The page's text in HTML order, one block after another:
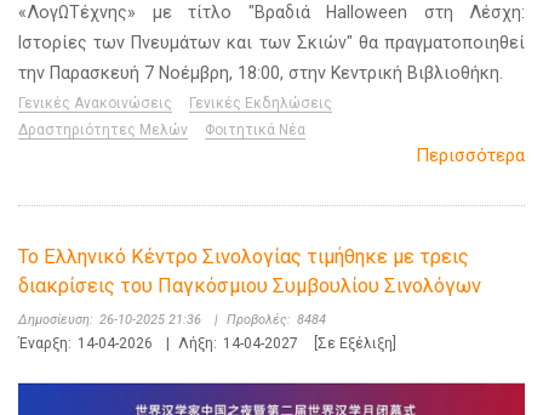
«ΛογΩΤέχνης» με τίτλο "Βραδιά Halloween στη Λέσχη:
Ιστορίες των Πνευμάτων και των Σκιών" θα πραγματοποιηθεί
την Παρασκευή 7 Νοέμβρη, 18:00, στην Κεντρική Βιβλιοθήκη.
Γενικές Ανακοινώσεις
Γενικές Εκδηλώσεις
Δραστηριότητες Μελών
Φοιτητικά Νέα
Περισσότερα
Το Ελληνικό Κέντρο Σινολογίας τιμήθηκε με τρεις
διακρίσεις του Παγκόσμιου Συμβουλίου Σινολόγων
Δημοσίευση: 26-10-2025 21:36 | Προβολές: 8484
Έναρξη: 14-04-2026 | Λήξη: 14-04-2027 [Σε Εξέλιξη]